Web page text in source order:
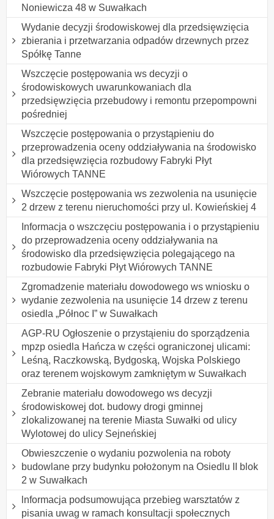
Noniewicza 48 w Suwałkach
Wydanie decyzji środowiskowej dla przedsięwzięcia
zbierania i przetwarzania odpadów drzewnych przez
Spółkę Tanne
Wszczęcie postępowania ws decyzji o
środowiskowych uwarunkowaniach dla
przedsięwzięcia przebudowy i remontu przepompowni
pośredniej
Wszczęcie postępowania o przystąpieniu do
przeprowadzenia oceny oddziaływania na środowisko
dla przedsięwzięcia rozbudowy Fabryki Płyt
Wiórowych TANNE
Wszczęcie postępowania ws zezwolenia na usunięcie
2 drzew z terenu nieruchomości przy ul. Kowieńskiej 4
Informacja o wszczęciu postępowania i o przystąpieniu
do przeprowadzenia oceny oddziaływania na
środowisko dla przedsięwzięcia polegającego na
rozbudowie Fabryki Płyt Wiórowych TANNE
Zgromadzenie materiału dowodowego ws wniosku o
wydanie zezwolenia na usunięcie 14 drzew z terenu
osiedla „Północ I” w Suwałkach
AGP-RU Ogłoszenie o przystąieniu do sporządzenia
mpzp osiedla Hańcza w części ograniczonej ulicami:
Leśną, Raczkowską, Bydgoską, Wojska Polskiego
oraz terenem wojskowym zamkniętym w Suwałkach
Zebranie materiału dowodowego ws decyzji
środowiskowej dot. budowy drogi gminnej
zlokalizowanej na terenie Miasta Suwałki od ulicy
Wylotowej do ulicy Sejneńskiej
Obwieszczenie o wydaniu pozwolenia na roboty
budowlane przy budynku położonym na Osiedlu II blok
2 w Suwałkach
lnformacja podsumowująca przebieg warsztatów z
pisania uwag w ramach konsultacji społecznych